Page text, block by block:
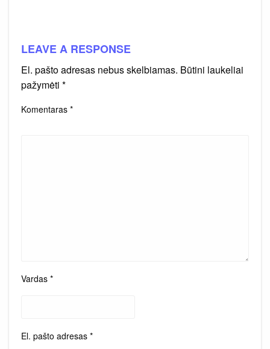
LEAVE A RESPONSE
El. pašto adresas nebus skelbiamas. Būtini laukeliai
pažymėti *
Komentaras *
Vardas *
El. pašto adresas *